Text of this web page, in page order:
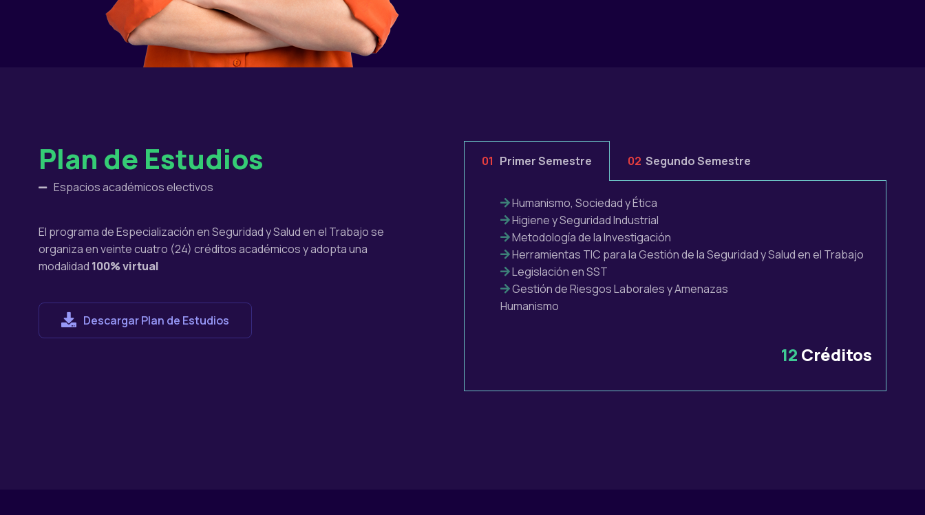
Plan de Estudios
Espacios académicos electivos
El programa de Especialización en Seguridad y Salud en el Trabajo se
organiza en veinte cuatro (24) créditos académicos y adopta una
modalidad 100% virtual
Descargar Plan de Estudios
01 Primer Semestre 02 Segundo Semestre
Humanismo, Sociedad y Ética
Higiene y Seguridad Industrial
Metodología de la Investigación
Herramientas TIC para la Gestión de la Seguridad y Salud en el Trabajo
Legislación en SST
Gestión de Riesgos Laborales y Amenazas
Humanismo
12 Créditos